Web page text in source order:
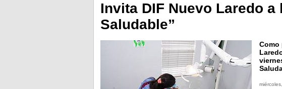
Invita DIF Nuevo Laredo a
Saludable”
Como